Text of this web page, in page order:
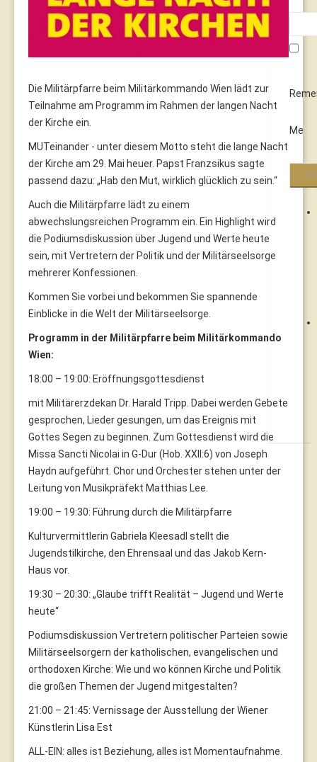
Me
Die Militärpfarre beim Militärkommando Wien lädt zur
Teilnahme am Programm im Rahmen der langen Nacht
der Kirche ein.
MUTeinander - unter diesem Motto steht die lange Nacht
der Kirche am 29. Mai heuer. Papst Franzsikus sagte
passend dazu: „Hab den Mut, wirklich glücklich zu sein.“
Auch die Militärpfarre lädt zu einem
abwechslungsreichen Programm ein. Ein Highlight wird
die Podiumsdiskussion über Jugend und Werte heute
sein, mit Vertretern der Politik und der Militärseelsorge
mehrerer Konfessionen.
Kommen Sie vorbei und bekommen Sie spannende
Einblicke in die Welt der Militärseelsorge.
Programm in der Militärpfarre beim Militärkommando
Wien:
18:00 – 19:00: Eröffnungsgottesdienst
mit Militärerzdekan Dr. Harald Tripp. Dabei werden Gebete
gesprochen, Lieder gesungen, um das Ereignis mit
Gottes Segen zu beginnen. Zum Gottesdienst wird die
Missa Sancti Nicolai in G-Dur (Hob. XXII:6) von Joseph
Haydn aufgeführt. Chor und Orchester stehen unter der
Leitung von Musikpräfekt Matthias Lee.
19:00 – 19:30: Führung durch die Militärpfarre
Kulturvermittlerin Gabriela Kleesadl stellt die
Jugendstilkirche, den Ehrensaal und das Jakob Kern-
Haus vor.
19:30 – 20:30: „Glaube trifft Realität – Jugend und Werte
heute“
Podiumsdiskussion Vertretern politischer Parteien sowie
Militärseelsorgern der katholischen, evangelischen und
orthodoxen Kirche: Wie und wo können Kirche und Politik
die großen Themen der Jugend mitgestalten?
21:00 – 21:45: Vernissage der Ausstellung der Wiener
Künstlerin Lisa Est
ALL-EIN: alles ist Beziehung, alles ist Momentaufnahme.